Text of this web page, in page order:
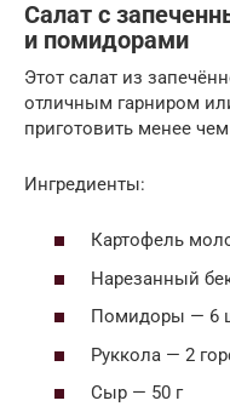
Салат с
и помидорами
Этот салат из
отличным гарниром
приготовить менее
Ингредиенты:
Картофель
Нарезанный
Помидоры — 6
Руккола — 2
Сыр — 50 г